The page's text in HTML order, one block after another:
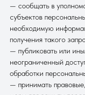
— сообщать в
субъектов
необходимую
получения такого
— публиковать или
неограниченный
обработки
— принимать